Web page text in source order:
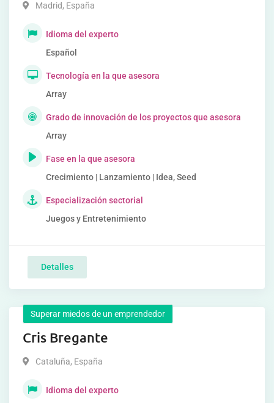
Madrid, España
Idioma del experto
Español
Tecnología en la que asesora
Array
Grado de innovación de los proyectos que asesora
Array
Fase en la que asesora
Crecimiento | Lanzamiento | Idea, Seed
Especialización sectorial
Juegos y Entretenimiento
Detalles
Superar miedos de un emprendedor
Cris Bregante
Cataluña, España
Idioma del experto